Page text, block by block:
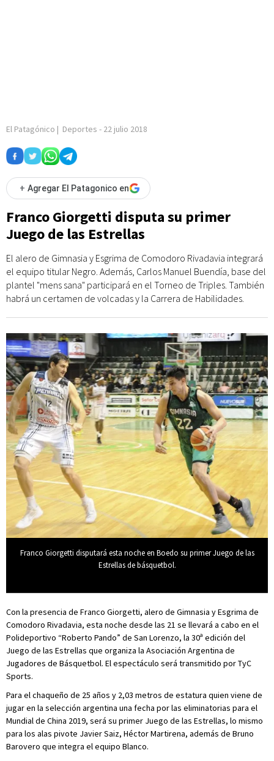
El Patagónico | Deportes - 22 julio 2018
+ Agregar El Patagonico en
Franco Giorgetti disputa su primer
Juego de las Estrellas
El alero de Gimnasia y Esgrima de Comodoro Rivadavia integrará
el equipo titular Negro. Además, Carlos Manuel Buendía, base del
plantel "mens sana" participará en el Torneo de Triples. También
habrá un certamen de volcadas y la Carrera de Habilidades.
Franco Giorgetti disputará esta noche en Boedo su primer Juego de las
Estrellas de básquetbol.
Con la presencia de Franco Giorgetti, alero de Gimnasia y Esgrima de
Comodoro Rivadavia, esta noche desde las 21 se llevará a cabo en el
Polideportivo “Roberto Pando” de San Lorenzo, la 30ª edición del
Juego de las Estrellas que organiza la Asociación Argentina de
Jugadores de Básquetbol. El espectáculo será transmitido por TyC
Sports.
Para el chaqueño de 25 años y 2,03 metros de estatura quien viene de
jugar en la selección argentina una fecha por las eliminatorias para el
Mundial de China 2019, será su primer Juego de las Estrellas, lo mismo
para los alas pivote Javier Saiz, Héctor Martirena, además de Bruno
Barovero que integra el equipo Blanco.